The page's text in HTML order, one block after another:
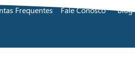
Frequentes Fale Conosco Blog